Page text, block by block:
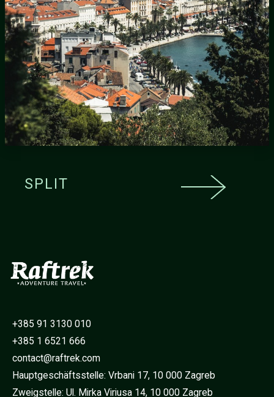
SPLIT
+385 91 3130 010
+385 1 6521 666
contact@raftrek.com
Hauptgeschäftsstelle: Vrbani 17, 10 000 Zagreb
Zweigstelle: Ul. Mirka Viriusa 14, 10 000 Zagreb